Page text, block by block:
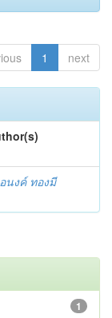
1 next
นงค์ ทองมี
1